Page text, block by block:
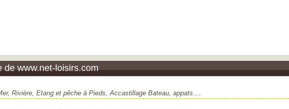
de www.net-loisirs.com
Rivière, Etang et pêche à Pieds, Accastillage Bateau, appats....